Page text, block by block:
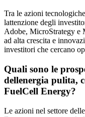
Tra le azioni
lattenzione degli
Adobe, MicroStrategy e
ad alta crescita e
investitori che cercano
Quali sono le
dellenergia pulita,
FuelCell Energy?
Le azioni nel settore